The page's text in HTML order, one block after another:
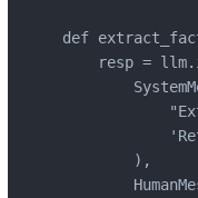
def
resp =
        ),